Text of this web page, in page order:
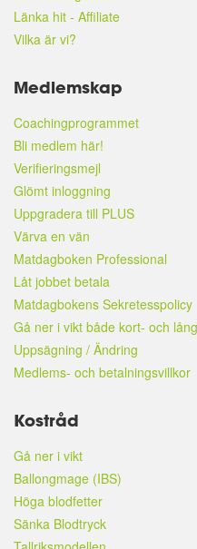
Länka hit - Affiliate
Vilka är vi?
Medlemskap
Coachingprogrammet
Bli medlem här!
Verifieringsmejl
Glömt inloggning
Uppgradera till PLUS
Värva en vän
Matdagboken Professional
Låt jobbet betala
Matdagbokens Sekretesspolicy
Gå ner i vikt både kort- och
Uppsägning / Ändring
Medlems- och betalningsvillkor
Kostråd
Gå ner i vikt
Ballongmage (IBS)
Höga blodfetter
Sänka Blodtryck